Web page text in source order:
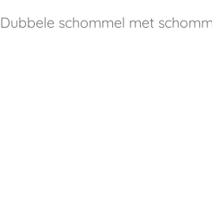
Dubbele schommel met